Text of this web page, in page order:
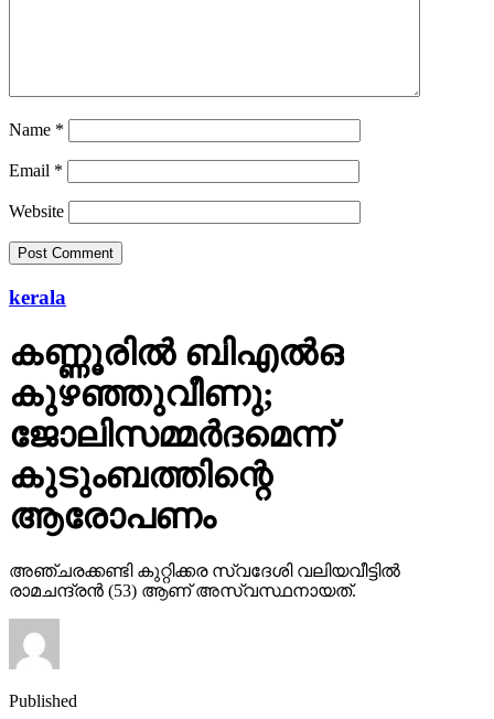
Name *
Email *
Website
kerala
കണ്ണൂരില്‍ ബിഎല്‍ഒ
കുഴഞ്ഞുവീണു;
ജോലിസമ്മര്‍ദമെന്ന്
കുടുംബത്തിന്റെ
ആരോപണം
അഞ്ചരക്കണ്ടി കുറ്റിക്കര സ്വദേശി വലിയവീട്ടില്‍
രാമചന്ദ്രന്‍ (53) ആണ് അസ്വസ്ഥനായത്.
Published